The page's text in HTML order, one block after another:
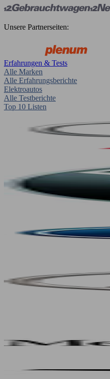
Unsere Partnerseiten:
Erfahrungen & Tests
Alle Marken
Alle Erfahrungsberichte
Elektroautos
Alle Testberichte
Top 10 Listen